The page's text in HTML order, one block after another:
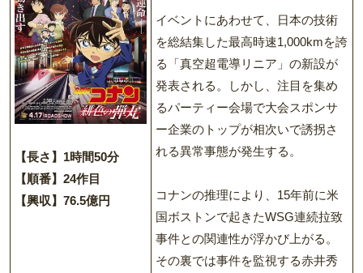
【長さ】1時間50分
【順番】24作目
【興収】76.5億円
イベントにあわせて、日本の技術
を総結集した最高時速1,000kmを誇
る「真空超電導リニア」の新設が
発表される。しかし、注目を集め
るパーティー会場で大会スポンサ
ー企業のトップが相次いで誘拐さ
れる異常事態が発生する。
コナンの推理により、15年前に米
国ボストンで起きたWSG連続拉致
事件との関連性が浮かび上がる。
その裏では事件を監視する赤井秀